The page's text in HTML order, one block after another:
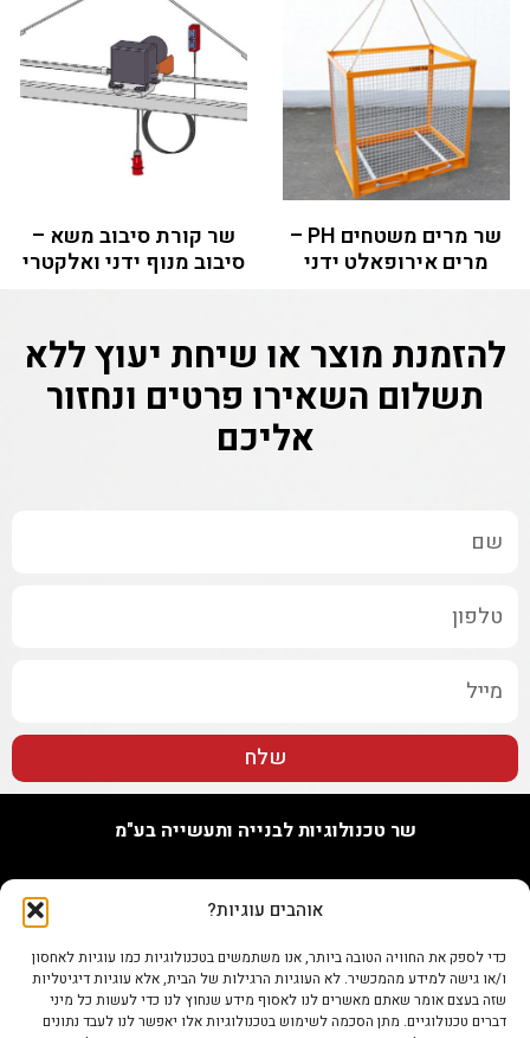
אוהבים עוגיות?
כדי לספק את החוויה הטובה ביותר, אנו משתמשים בטכנולוגיות כמו עוגיות לאחסון
ו/או גישה למידע מהמכשיר. לא העוגיות הרגילות של הבית, אלא עוגיות דיגיטליות
שזה בעצם אומר שאתם מאשרים לנו לאסוף מידע שנחוץ לנו כדי לעשות כל מיני
דברים טכנולוגיים. מתן הסכמה לשימוש בטכנולוגיות אלו יאפשר לנו לעבד נתונים
שר מרים משטחים PH –
מרים אירופאלט ידני
שר קורת סיבוב משא –
סיבוב מנוף ידני ואלקטרי
להזמנת מוצר או שיחת יעוץ ללא
תשלום השאירו פרטים ונחזור
אליכם
שלח
שר טכנולוגיות לבנייה ותעשייה בע"מ
טל. 09-7748655
פקס 0722345679
info@shertech.co.il